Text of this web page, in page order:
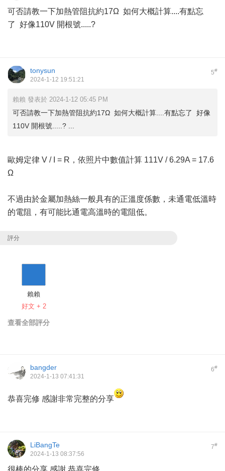
可否請教一下加熱管阻抗約17Ω 如何大概計算....有點忘
了 好像110V 開根號.....?
5#
tonysun
2024-1-12 19:51:21
賴賴 發表於 2024-1-12 05:45 PM
可否請教一下加熱管阻抗約17Ω 如何大概計算....有點忘了 好像
110V 開根號.....? ...
歐姆定律 V / I = R，依照片中數值計算 111V / 6.29A = 17.6
Ω
不過由於金屬加熱絲一般具有的正溫度係數，未通電低溫時
的電阻，有可能比通電高溫時的電阻低。
評分
賴賴
好文 + 2
查看全部評分
6#
bangder
2024-1-13 07:41:31
恭喜完修 感謝非常完整的分享
7#
LiBangTe
2024-1-13 08:37:56